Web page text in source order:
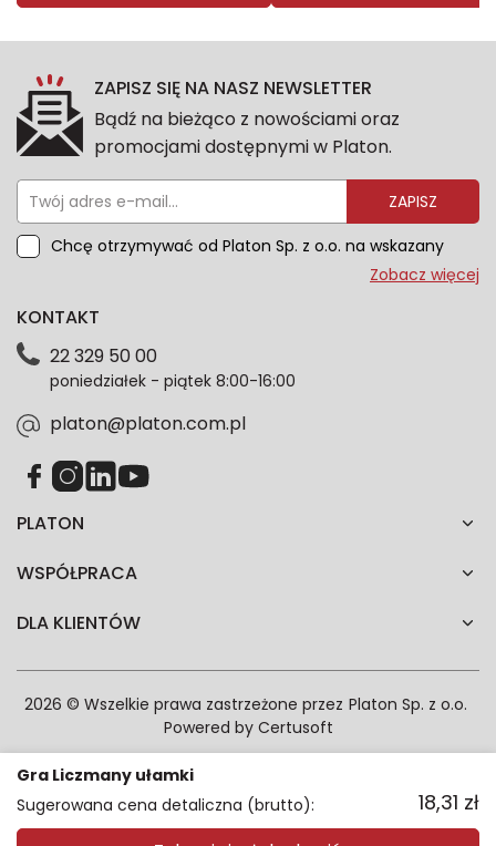
Gra Liczmany ułamki
Sugerowana cena detaliczna (brutto):
18,31 zł
ZAPISZ SIĘ NA NASZ NEWSLETTER
Bądź na bieżąco z nowościami oraz
promocjami dostępnymi w Platon.
ZAPISZ
Chcę otrzymywać od Platon Sp. z o.o. na wskazany
przeze mnie adres e-mail informacje marketingowe
dotyczące danych osobowych znajdziesz w naszej
każdym czasie. Wycofanie zgody nie wpłynie na
zgodność z prawem przetwarzania dokonanego przed
Zobacz więcej
PLATON
WSPÓŁPRACA
DLA KLIENTÓW
KONTAKT
22 329 50 00
poniedziałek - piątek 8:00-16:00
platon@platon.com.pl
2026 © Wszelkie prawa zastrzeżone przez Platon Sp. z o.o.
Powered by Certusoft